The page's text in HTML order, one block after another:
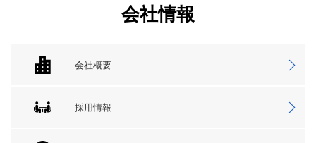
会社情報
会社概要
採用情報